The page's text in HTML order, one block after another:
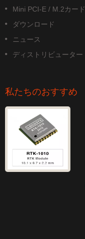
Mini PCI-E / M.2カード
ダウンロード
ニュース
ディストリビューター
私たちのおすすめ